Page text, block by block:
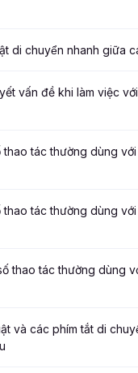
di chuyển nhanh giữa
vấn đề khi làm việc
thao tác thường dùng với
thao tác thường dùng với
thao tác thường dùng
và các phím tắt di